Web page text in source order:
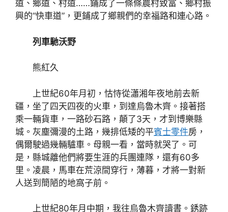
道、鄉道、村道……鋪成了一條條農村致富、鄉村振
興的“快車道”，更鋪成了鄉親們的幸福路和連心路。
列車馳沃野
熊紅久
上世紀60年月初，怙恃從瀟湘年夜地前去新
疆，坐了四天四夜的火車，到達烏魯木齊。接著搭
乘一輛貨車，一路砂石路，顛了3天，才到博樂縣
城。灰塵彌漫的土路，幾排低矮的平賓士零件房，
偶爾駛過幾輛驢車。母親一看，當時就哭了。可
是，縣城離他們將要生涯的兵團連隊，還有60多
里。凌晨，馬車在荒涼間穿行，薄暮，才將一對新
人送到簡陋的地窩子前。
上世紀80年月中期，我往烏魯木齊讀書。銹跡